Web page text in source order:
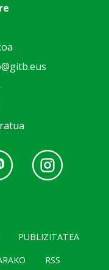
PUBLIZITATEA
RSS